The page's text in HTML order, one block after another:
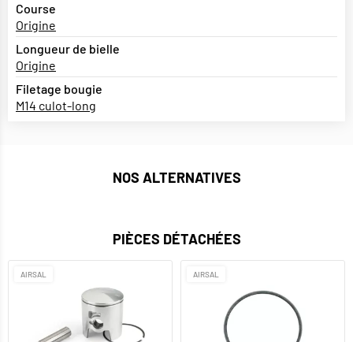
Course
Origine
Longueur de bielle
Origine
Filetage bougie
M14 culot-long
NOS ALTERNATIVES
PIÈCES DÉTACHÉES
AIRSAL AIRSAL